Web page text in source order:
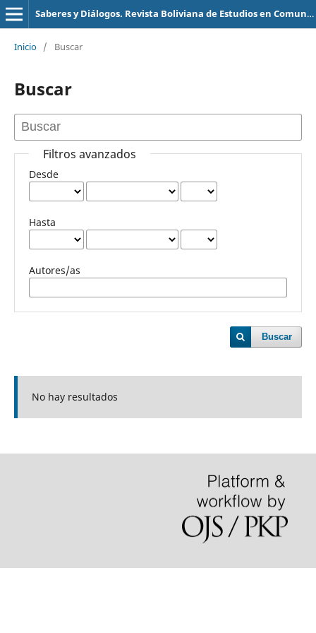
Saberes y Diálogos. Revista Boliviana de Estudios en Comunicaci´on
Inicio / Buscar
Buscar
Filtros avanzados
Desde
Hasta
Autores/as
Buscar
No hay resultados